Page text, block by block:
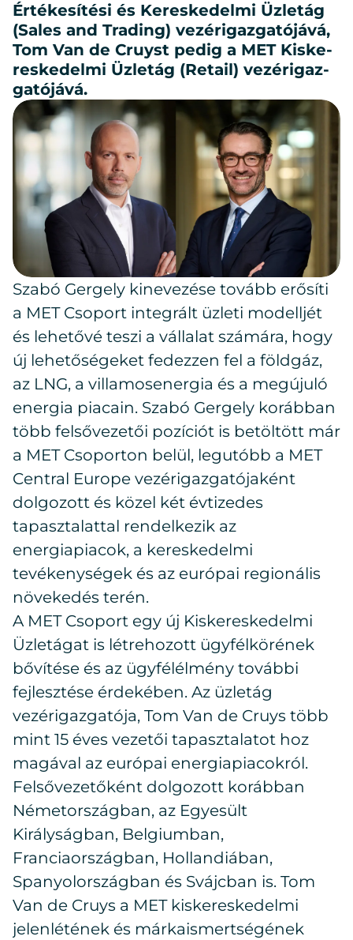
Ér­té­ke­sí­té­si és Ke­res­ke­del­mi Üz­let­ág
(Sa­les and Trad­ing) ve­zér­igaz­ga­tó­já­vá,
Tom Van de Cruyst pe­dig a MET Kis­ke­
res­ke­del­mi Üz­let­ág (Re­ta­il) ve­zér­igaz­
ga­tó­já­vá.
Szabó Gergely kinevezése tovább erősíti
a MET Csoport integrált üzleti modelljét
és lehetővé teszi a vállalat számára, hogy
új lehetőségeket fedezzen fel a földgáz,
az LNG, a villamosenergia és a megújuló
energia piacain. Szabó Gergely korábban
több felsővezetői pozíciót is betöltött már
a MET Csoporton belül, legutóbb a MET
Central Europe vezérigazgatójaként
dolgozott és közel két évtizedes
tapasztalattal rendelkezik az
energiapiacok, a kereskedelmi
tevékenységek és az európai regionális
növekedés terén.
A MET Csoport egy új Kiskereskedelmi
Üzletágat is létrehozott ügyfélkörének
bővítése és az ügyfélélmény további
fejlesztése érdekében. Az üzletág
vezérigazgatója, Tom Van de Cruys több
mint 15 éves vezetői tapasztalatot hoz
magával az európai energiapiacokról.
Felsővezetőként dolgozott korábban
Németországban, az Egyesült
Királyságban, Belgiumban,
Franciaországban, Hollandiában,
Spanyolországban és Svájcban is. Tom
Van de Cruys a MET kiskereskedelmi
jelenlétének és márkaismertségének